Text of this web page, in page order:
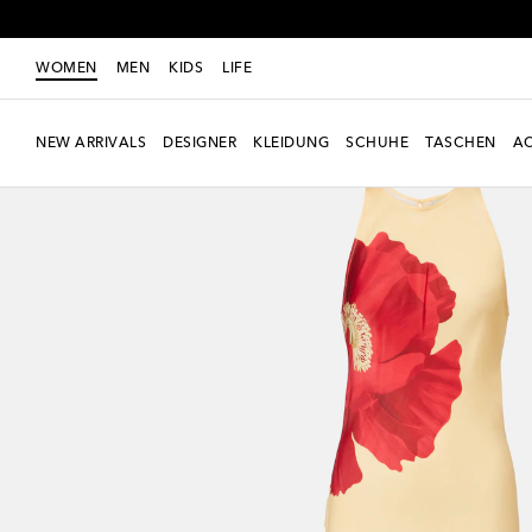
WOMEN MEN KIDS LIFE
NEW ARRIVALS DESIGNER KLEIDUNG SCHUHE TASCHEN